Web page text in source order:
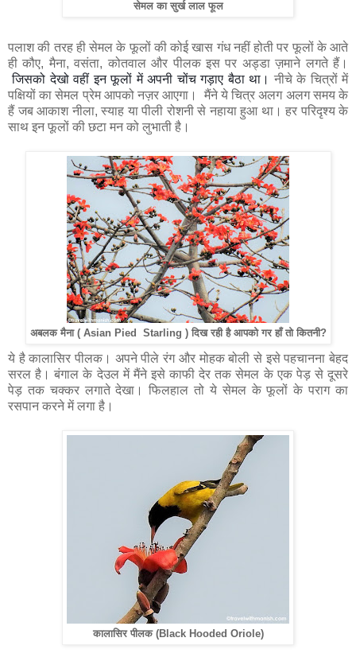
सेमल का सुर्ख लाल फूल
पलाश की तरह ही सेमल के फूलों की कोई खास गंध नहीं होती पर फूलों के आते
ही कौए, मैना, वसंता, कोतवाल और पीलक इस पर अड्डा ज़माने लगते हैं।
जिसको देखो वहीं इन फूलों में अपनी चोंच गड़ाए बैठा था। नीचे के चित्रों में
पक्षियों का सेमल प्रेम आपको नज़र आएगा। मैंने ये चित्र अलग अलग समय के
हैं जब आकाश नीला, स्याह या पीली रोशनी से नहाया हुआ था। हर परिदृश्य के
साथ इन फूलों की छटा मन को लुभाती है।
अबलक मैना ( Asian Pied Starling ) दिख रही है आपको गर हाँ तो कितनी?
ये है कालासिर पीलक। अपने पीले रंग और मोहक बोली से इसे पहचानना बेहद
सरल है। बंगाल के देउल में मैंने इसे काफी देर तक सेमल के एक पेड़ से दूसरे
पेड़ तक चक्कर लगाते देखा। फिलहाल तो ये सेमल के फूलों के पराग का
रसपान करने में लगा है।
कालासिर पीलक (Black Hooded Oriole)